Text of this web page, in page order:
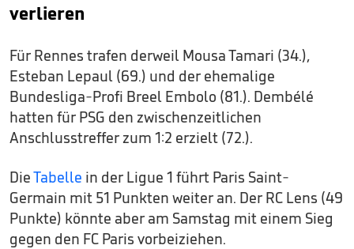
verlieren
Für Rennes trafen derweil Mousa Tamari (34.),
Esteban Lepaul (69.) und der ehemalige
Bundesliga-Profi Breel Embolo (81.). Dembélé
hatten für PSG den zwischenzeitlichen
Anschlusstreffer zum 1:2 erzielt (72.).
DieTabelle in der Ligue 1 führt Paris Saint-
Germain mit 51 Punkten weiter an. Der RC Lens (49
Punkte) könnte aber am Samstag mit einem Sieg
gegen den FC Paris vorbeiziehen.